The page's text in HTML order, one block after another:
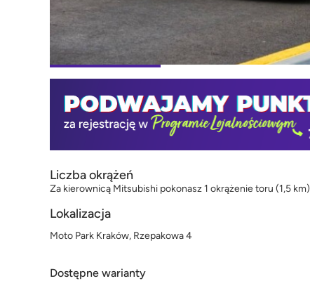
Liczba okrążeń
Za kierownicą Mitsubishi pokonasz 1 okrążenie toru (1,5 km)
Lokalizacja
Moto Park Kraków, Rzepakowa 4
Dostępne warianty